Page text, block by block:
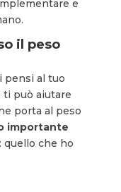
e
il peso
pensi al tuo
ti può aiutare
porta al peso
importante
: quello che ho